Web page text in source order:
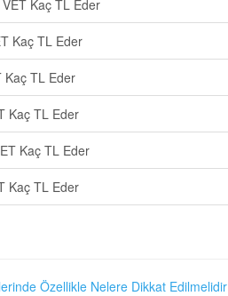
Kaç TL Eder
Kaç TL Eder
Kaç TL Eder
Kaç TL Eder
Kaç TL Eder
Kaç TL Eder
Özellikle Nelere Dikkat Edilmelidir